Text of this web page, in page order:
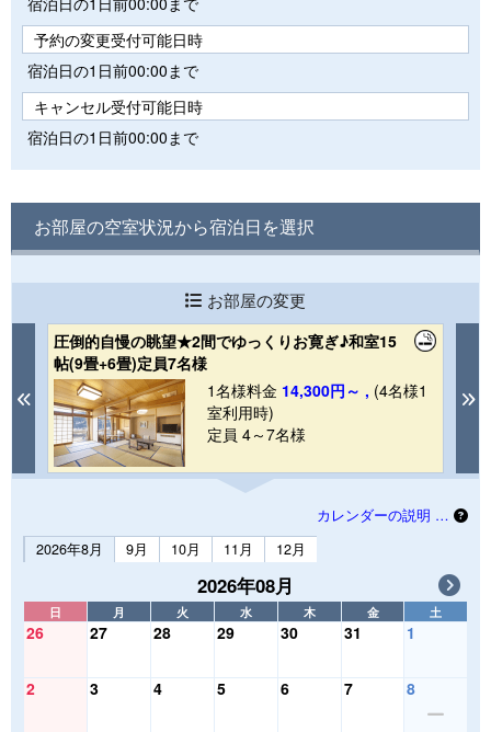
予約の変更受付可能日時
宿泊日の1日前00:00まで
キャンセル受付可能日時
宿泊日の1日前00:00まで
お部屋の空室状況から宿泊日を選択
お部屋の変更
Previous
圧倒的自慢の眺望★2間でゆっくりお寛ぎ♪和室15
帖(9畳+6畳)定員7名様
1名様料金 14,300円～ , (4名様1
室利用時)
定員 4～7名様
カレンダーの説明 …
2026年8月
9月 10月 11月 12月
2026年08月
日 月 火 水 木 金 土
26 27 28 29 30 31 1
2 3 4 5 6 7 8